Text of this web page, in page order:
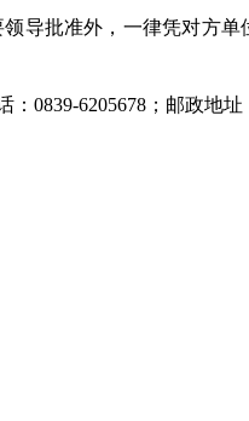
导批准外，一律凭对方
0839-6205678；邮政地